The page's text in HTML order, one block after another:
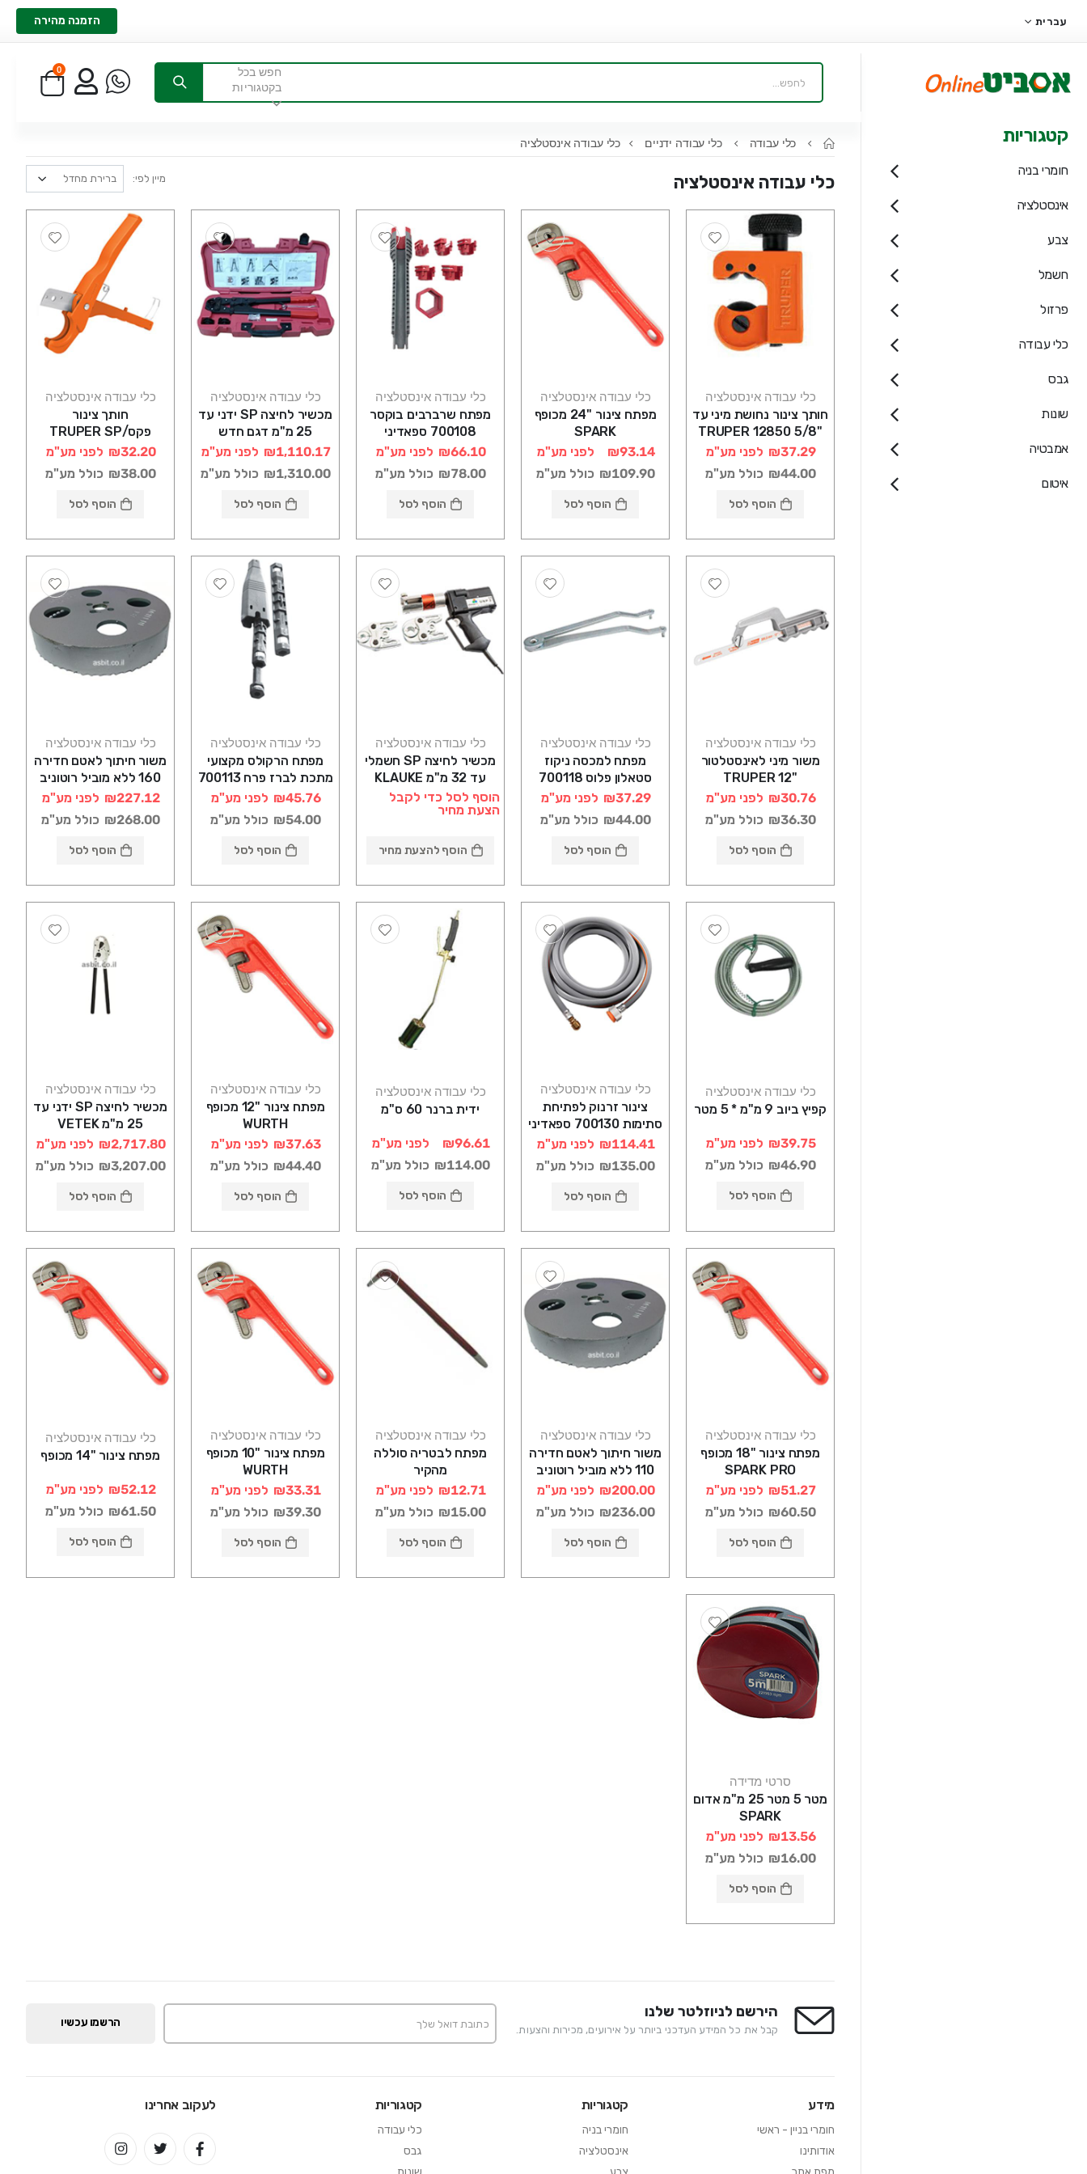
עברית הזמנה מהירה
חפש בכל
בקטגוריות
0
קטגוריות
חומרי בניה
אינסטלציה
צבע
חשמל
פרזול
כלי עבודה
גבס
שונות
אמבטיה
איטום
כלי עבודה כלי עבודה ידניים כלי עבודה אינסטלציה
כלי עבודה אינסטלציה מיין לפי:
כלי עבודה אינסטלציה
חותך צינור נחושת מיני עד
"5/8 TRUPER 12850
₪37.29 לפני מע"מ
₪44.00 כולל מע"מ
הוסף לסל
כלי עבודה אינסטלציה
מפתח צינור "24 מכופף
SPARK
₪93.14
לפני מע"מ
₪109.90 כולל מע"מ
הוסף לסל
כלי עבודה אינסטלציה
מפתח שרברבים בוקסר
700108 ספאדיני
₪66.10 לפני מע"מ
₪78.00 כולל מע"מ
הוסף לסל
כלי עבודה אינסטלציה
מכשיר לחיצה SP ידני עד
25 מ"מ דגם חדש
₪1,110.17 לפני מע"מ
₪1,310.00 כולל מע"מ
הוסף לסל
כלי עבודה אינסטלציה
חותך צינור
פקס/TRUPER SP
₪32.20 לפני מע"מ
₪38.00 כולל מע"מ
הוסף לסל
כלי עבודה אינסטלציה
משור מיני לאינסטלטור
"12 TRUPER
₪30.76 לפני מע"מ
₪36.30 כולל מע"מ
הוסף לסל
כלי עבודה אינסטלציה
מפתח למכסה ניקוז
סטאלון פלוס 700118
ספאדיני₪37.29 לפני מע"מ
₪44.00 כולל מע"מ
הוסף לסל
כלי עבודה אינסטלציה
מכשיר לחיצה SP חשמלי
עד 32 מ"מ KLAUKE
הוסף לסל כדי לקבל
הצעת מחיר
הוסף להצעת מחיר
כלי עבודה אינסטלציה
מפתח הרקולס מקצועי
מתכת לברז פרח 700113
ספאדיני₪45.76 לפני מע"מ
₪54.00 כולל מע"מ
הוסף לסל
כלי עבודה אינסטלציה
משור חיתוך לאטם חדירה
160 ללא מוביל רוטוניב
₪227.12 לפני מע"מ
₪268.00 כולל מע"מ
הוסף לסל
כלי עבודה אינסטלציה
קפיץ ביוב 9 מ"מ * 5 מטר
₪39.75 לפני מע"מ
₪46.90 כולל מע"מ
הוסף לסל
כלי עבודה אינסטלציה
צינור זרנוק לפתיחת
סתימות 700130 ספאדיני
₪114.41 לפני מע"מ
₪135.00 כולל מע"מ
הוסף לסל
כלי עבודה אינסטלציה
ידית ברנר 60 ס"מ
₪96.61
לפני מע"מ
₪114.00 כולל מע"מ
הוסף לסל
כלי עבודה אינסטלציה
מפתח צינור "12 מכופף
WURTH
₪37.63 לפני מע"מ
₪44.40 כולל מע"מ
הוסף לסל
כלי עבודה אינסטלציה
מכשיר לחיצה SP ידני עד
25 מ"מ VETEK
₪2,717.80 לפני מע"מ
₪3,207.00 כולל מע"מ
הוסף לסל
כלי עבודה אינסטלציה
מפתח צינור "18 מכופף
SPARK PRO
₪51.27 לפני מע"מ
₪60.50 כולל מע"מ
הוסף לסל
כלי עבודה אינסטלציה
משור חיתוך לאטם חדירה
110 ללא מוביל רוטוניב
₪200.00 לפני מע"מ
₪236.00 כולל מע"מ
הוסף לסל
כלי עבודה אינסטלציה
מפתח לבטריה סוללה
מהקיר
₪12.71 לפני מע"מ
₪15.00 כולל מע"מ
הוסף לסל
כלי עבודה אינסטלציה
מפתח צינור "10 מכופף
WURTH
₪33.31 לפני מע"מ
₪39.30 כולל מע"מ
הוסף לסל
כלי עבודה אינסטלציה
מפתח צינור "14 מכופף
₪52.12 לפני מע"מ
₪61.50 כולל מע"מ
הוסף לסל
סרטי מדידה
מטר 5 מטר 25 מ"מ אדום
SPARK
₪13.56 לפני מע"מ
₪16.00 כולל מע"מ
הוסף לסל
הירשם לניוזלטר שלנו
קבל את כל המידע העדכני ביותר על אירועים, מכירות והצעות.
הרשמו עכשיו
מידע
חומרי בניין - ראשי
אודותינו
קטגוריות
חומרי בניה
אינסטלציה
קטגוריות
כלי עבודה
גבס
לעקוב אחרינו